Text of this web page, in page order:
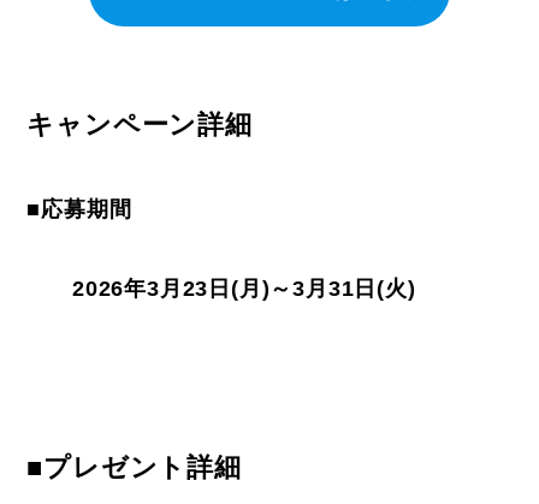
キャンペーン詳細
■応募期間
2026年3月23日(月)～3月31日(火)
■プレゼント詳細